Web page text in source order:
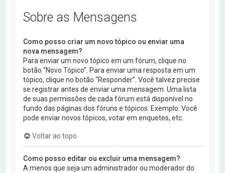
Sobre as Mensagens
Como posso criar um novo tópico ou enviar uma
nova mensagem?
Para enviar um novo tópico em um fórum, clique no
botão “Novo Tópico”. Para enviar uma resposta em um
tópico, clique no botão “Responder”. Você talvez precise
se registrar antes de enviar uma mensagem. Uma lista
de suas permissões de cada fórum está disponível no
fundo das páginas dos fóruns e tópicos. Exemplo: Você
pode enviar novos tópicos, votar em enquetes, etc.
Voltar ao topo
Como posso editar ou excluir uma mensagem?
A menos que seja um administrador ou moderador do